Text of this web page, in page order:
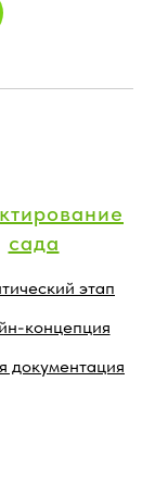
сада
этап
концепция
документация